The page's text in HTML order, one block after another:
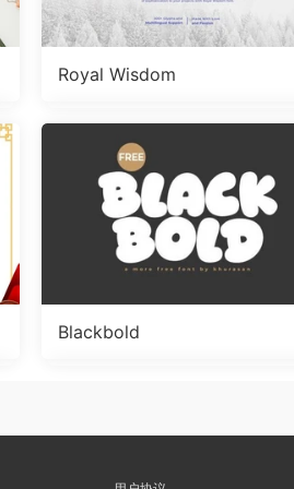
Royal Wisdom
Blackbold